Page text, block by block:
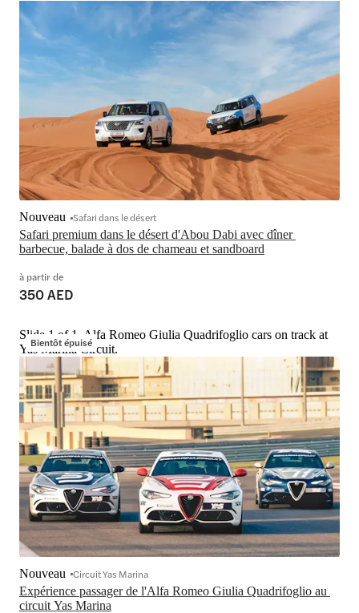
Safari premium dans le désert d'Abou Dabi avec dîner
barbecue, balade à dos de chameau et sandboard
Nouveau Safari dans le désert
à partir de
350 AED
Bientôt épuisé
Slide 1 of 1, Alfa Romeo Giulia Quadrifoglio cars on track at
Yas Marina Circuit.
Expérience passager de l'Alfa Romeo Giulia Quadrifoglio au
circuit Yas Marina
Nouveau Circuit Yas Marina